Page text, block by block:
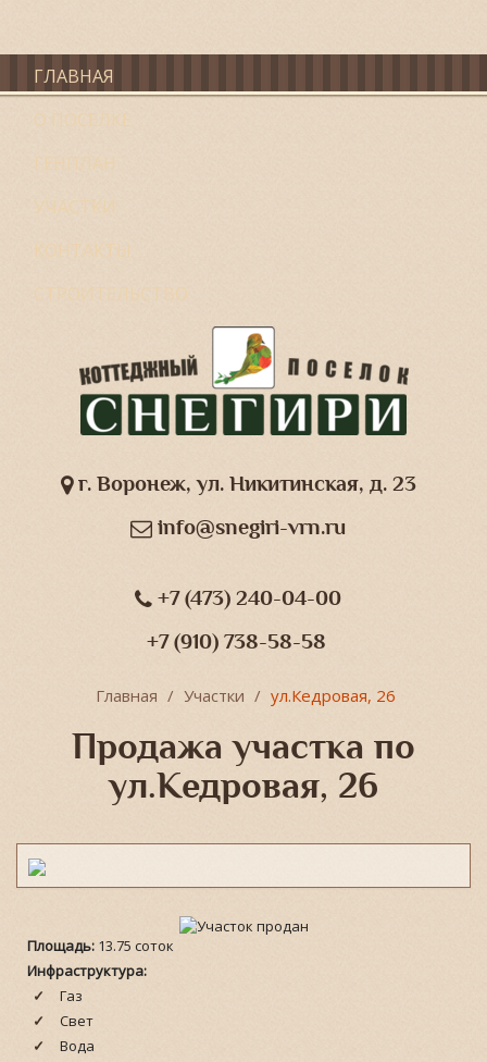
ГЛАВНАЯ
О ПОСЕЛКЕ
ГЕНПЛАН
УЧАСТКИ
КОНТАКТЫ
СТРОИТЕЛЬСТВО
г. Воронеж, ул. Никитинская, д. 23
info@snegiri-vrn.ru
+7 (473) 240-04-00
+7 (910) 738-58-58
Главная Участки ул.Кедровая, 26
Продажа участка по
ул.Кедровая, 26
Площадь: 13.75 соток
Инфраструктура:
Газ
Свет
Вода